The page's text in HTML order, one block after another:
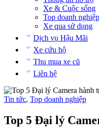
Xe & Cuộc sống
Top doanh nghiệp
Xe qua sử dụng
Dịch vụ Hậu Mãi
Xe cứu hộ
Thu mua xe cũ
Liên hệ
Tin tức, Top doanh nghiệp
Top 5 Đại lý